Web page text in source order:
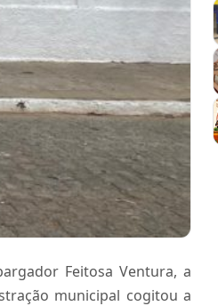
Feitosa Ventura, a
municipal cogitou a